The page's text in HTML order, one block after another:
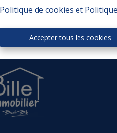
Politique de cookies et
Accepter tous les cookies